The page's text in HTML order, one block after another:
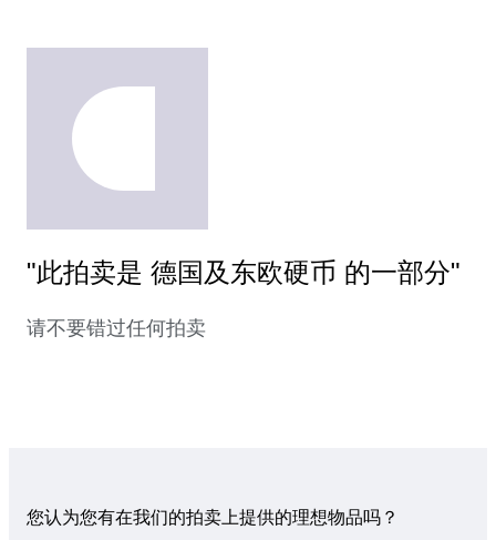
"此拍卖是 德国及东欧硬币 的一部分"
请不要错过任何拍卖
您认为您有在我们的拍卖上提供的理想物品吗？